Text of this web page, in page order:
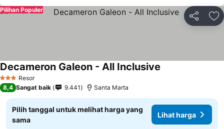
Bagikan
Pilihan Populer
3 BintangResor
Decameron Galeon - All Inclusive
8,4 Sangat baik 9.441 Santa Marta
Pilih tanggal untuk melihat harga yang
sama
Lihat harga